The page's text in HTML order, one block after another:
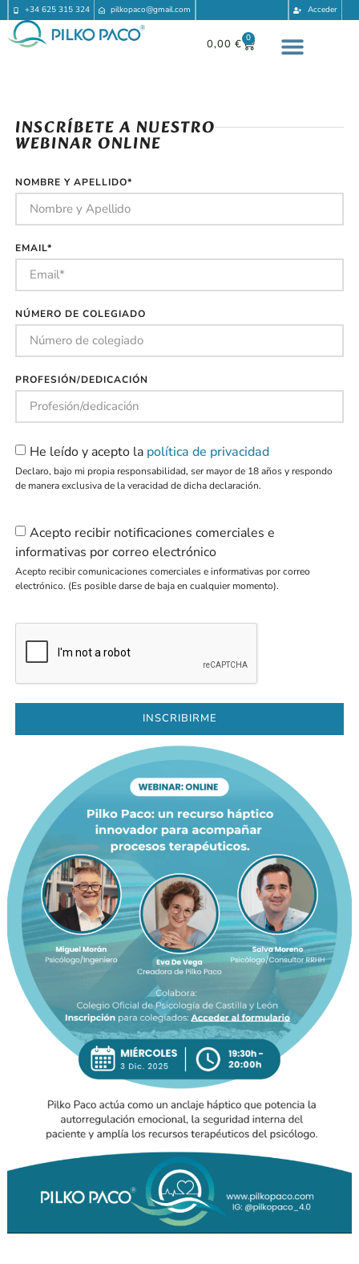
+34 625 315 324 pilkopaco@gmail.com Acceder
0,00 € 0
INSCRÍBETE A NUESTRO
WEBINAR ONLINE
NOMBRE Y APELLIDO*
EMAIL*
NÚMERO DE COLEGIADO
PROFESIÓN/DEDICACIÓN
He leído y acepto la política de privacidad
Declaro, bajo mi propia responsabilidad, ser mayor de 18 años y respondo
de manera exclusiva de la veracidad de dicha declaración.
Acepto recibir notificaciones comerciales e
informativas por correo electrónico
Acepto recibir comunicaciones comerciales e informativas por correo
electrónico. (Es posible darse de baja en cualquier momento).
INSCRIBIRME